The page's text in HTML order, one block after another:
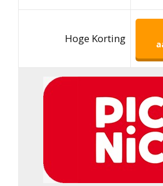
Hoge Korting